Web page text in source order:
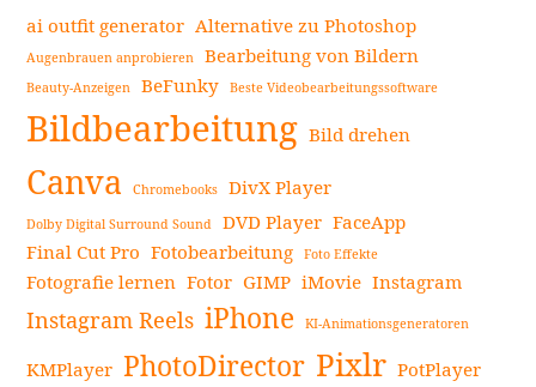
Seitenleiste
ai outfit generator Alternative zu Photoshop
Augenbrauen anprobieren Bearbeitung von Bildern
Beauty-Anzeigen BeFunky Beste Videobearbeitungssoftware
Bildbearbeitung Bild drehen
Canva Chromebooks DivX Player
Dolby Digital Surround Sound DVD Player FaceApp
Final Cut Pro Fotobearbeitung Foto Effekte
Fotografie lernen Fotor GIMP iMovie Instagram
Instagram Reels iPhone KI-Animationsgeneratoren
KMPlayer PhotoDirector Pixlr PotPlayer